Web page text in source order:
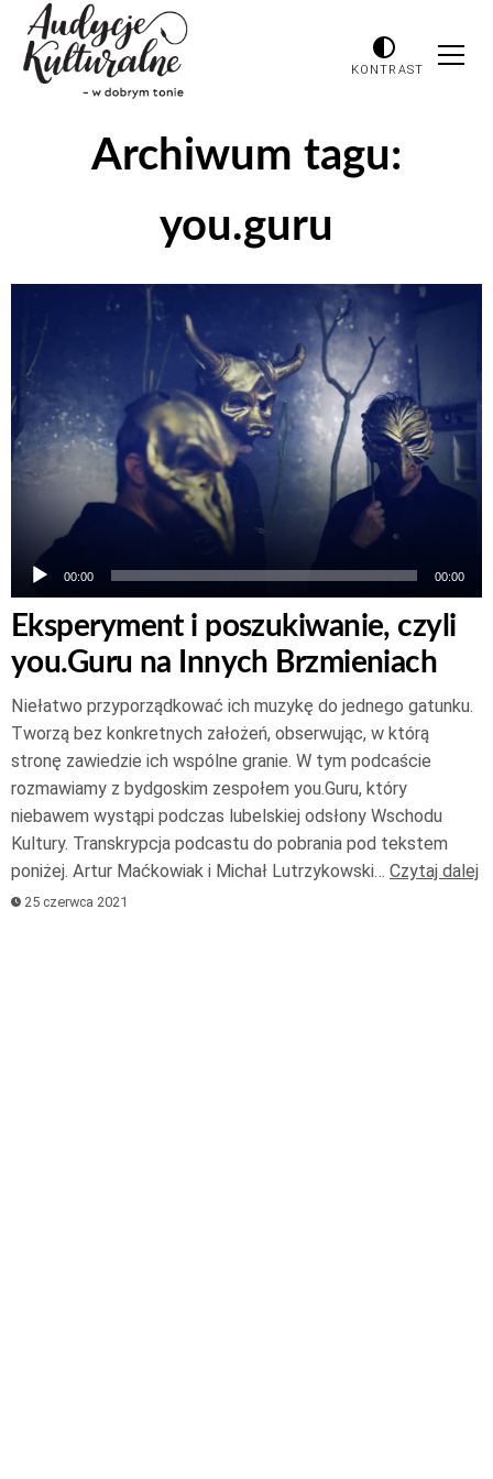
KONTRAST
Archiwum tagu:
you.guru
plików
dźwiękowych
00:00 00:00
Eksperyment i poszukiwanie, czyli
you.Guru na Innych Brzmieniach
Niełatwo przyporządkować ich muzykę do jednego gatunku.
Tworzą bez konkretnych założeń, obserwując, w którą
stronę zawiedzie ich wspólne granie. W tym podcaście
rozmawiamy z bydgoskim zespołem you.Guru, który
niebawem wystąpi podczas lubelskiej odsłony Wschodu
Kultury. Transkrypcja podcastu do pobrania pod tekstem
poniżej. Artur Maćkowiak i Michał Lutrzykowski… Czytaj dalej
25 czerwca 2021